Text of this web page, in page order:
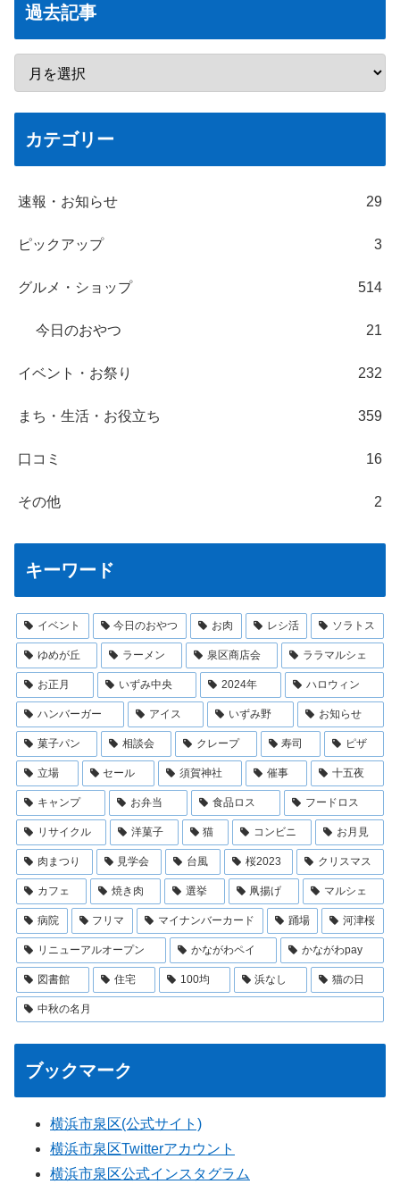
過去記事
カテゴリー
速報・お知らせ 29
ピックアップ 3
グルメ・ショップ 514
今日のおやつ 21
イベント・お祭り 232
まち・生活・お役立ち 359
口コミ 16
その他 2
キーワード
イベント 今日のおやつ お肉 レシ活 ソラトス
ゆめが丘 ラーメン 泉区商店会 ララマルシェ
お正月 いずみ中央 2024年 ハロウィン
ハンバーガー アイス いずみ野 お知らせ
菓子パン 相談会 クレープ 寿司 ピザ
立場 セール 須賀神社 催事 十五夜
キャンプ お弁当 食品ロス フードロス
リサイクル 洋菓子 猫 コンビニ お月見
肉まつり 見学会 台風 桜2023 クリスマス
カフェ 焼き肉 選挙 凧揚げ マルシェ
病院 フリマ マイナンバーカード 踊場 河津桜
リニューアルオープン かながわペイ かながわpay
図書館 住宅 100均 浜なし 猫の日
中秋の名月
ブックマーク
横浜市泉区(公式サイト)
横浜市泉区Twitterアカウント
横浜市泉区公式インスタグラム